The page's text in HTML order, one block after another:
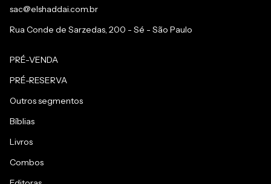
sac@elshaddai.com.br
Rua Conde de Sarzedas, 200 - Sé - São Paulo
PRÉ-VENDA
PRÉ-RESERVA
Outros segmentos
Bíblias
Livros
Combos